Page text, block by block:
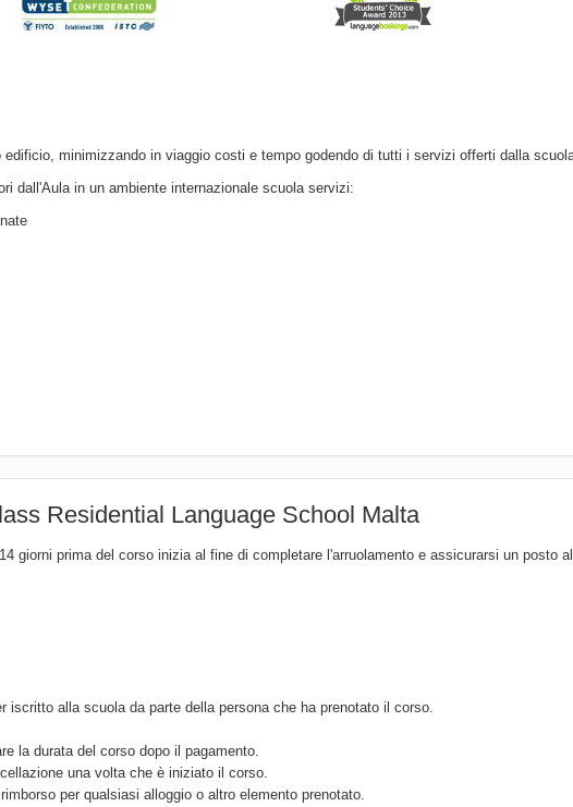
minimizzando in viaggio costi e tempo godendo di tutti i servizi offerti dalla
dall'Aula in un ambiente internazionale scuola servizi:
Residential Language School Malta
giorni prima del corso inizia al fine di completare l'arruolamento e assicurarsi un posto
iscritto alla scuola da parte della persona che ha prenotato il corso.
la durata del corso dopo il pagamento.
una volta che è iniziato il corso.
per qualsiasi alloggio o altro elemento prenotato.